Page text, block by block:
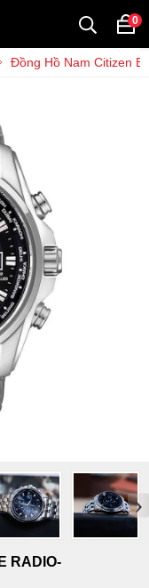
0
Đồng Hồ Nam Citizen
›
RADIO-